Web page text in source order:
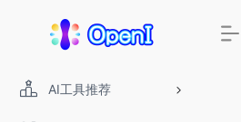
AI工具推荐